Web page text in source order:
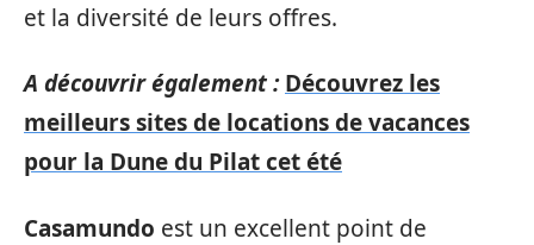
et la diversité de leurs offres.
A découvrir également : Découvrez les
meilleurs sites de locations de vacances
pour la Dune du Pilat cet été
Casamundo est un excellent point de